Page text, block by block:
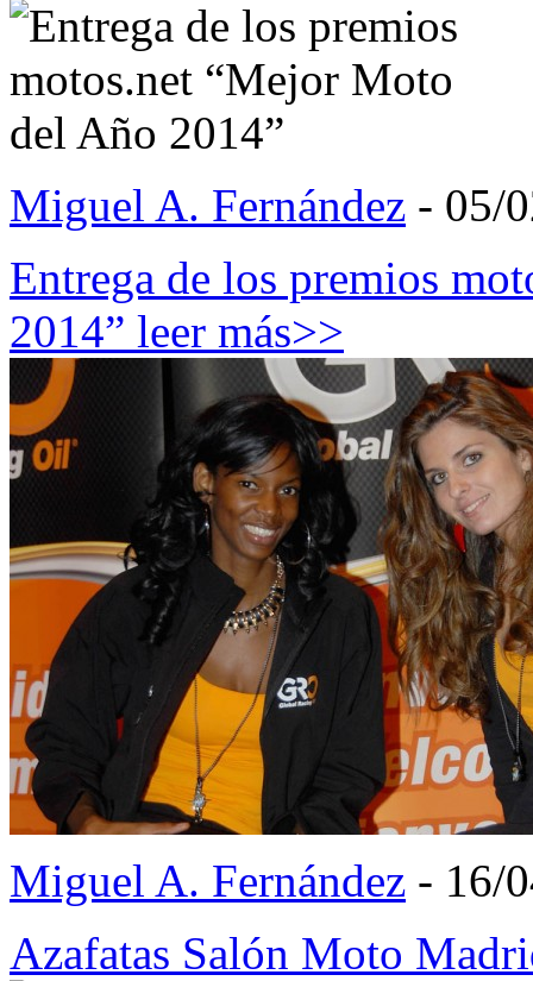
Miguel A. Fernández - 05/
Entrega de los premios
2014” leer más>>
Miguel A. Fernández - 16/
Azafatas Salón Moto